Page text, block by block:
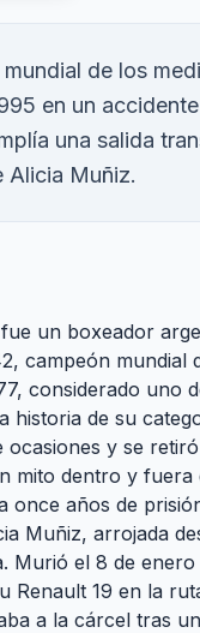
de los
en un
una salida
Alicia Muñiz.
un boxeador
campeón mundial
considerado uno
historia de su
y se
mito dentro y fuera
once años de
Muñiz, arrojada
Murió el 8 de enero
Renault 19 en la
a la cárcel tras